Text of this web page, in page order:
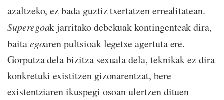
azaltzeko, ez bada guztiz txertatzen errealitatean.
Superegoak jarritako debekuak kontingenteak dira,
baitaegoaren pultsioak legetxe agertuta ere.
Gorputza dela bizitza sexuala dela, teknikak ez dira
konkretuki existitzen gizonarentzat, bere
existentziaren ikuspegi osoan ulertzen dituen